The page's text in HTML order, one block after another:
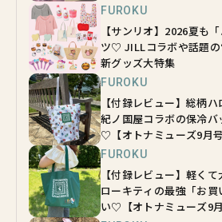
FUROKU
【サンリオ】2026夏も
ツ♡ JILLコラボや話題
新グッズ大特集
FUROKU
【付録レビュー】総柄
紀ノ国屋コラボの保冷
♡【オトナミューズ9月号
FUROKU
【付録レビュー】軽く
ローキティの最強「お
い♡【オトナミューズ9月